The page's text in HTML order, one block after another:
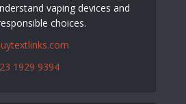
vaping devices and
choices.
1929 9394